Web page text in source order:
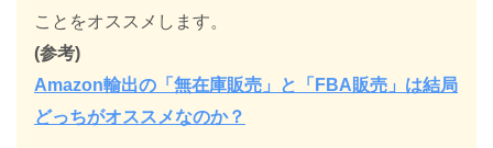
ことをオススメします。
(参考)
Amazon輸出の「無在庫販売」と「FBA販売」は結局
どっちがオススメなのか？